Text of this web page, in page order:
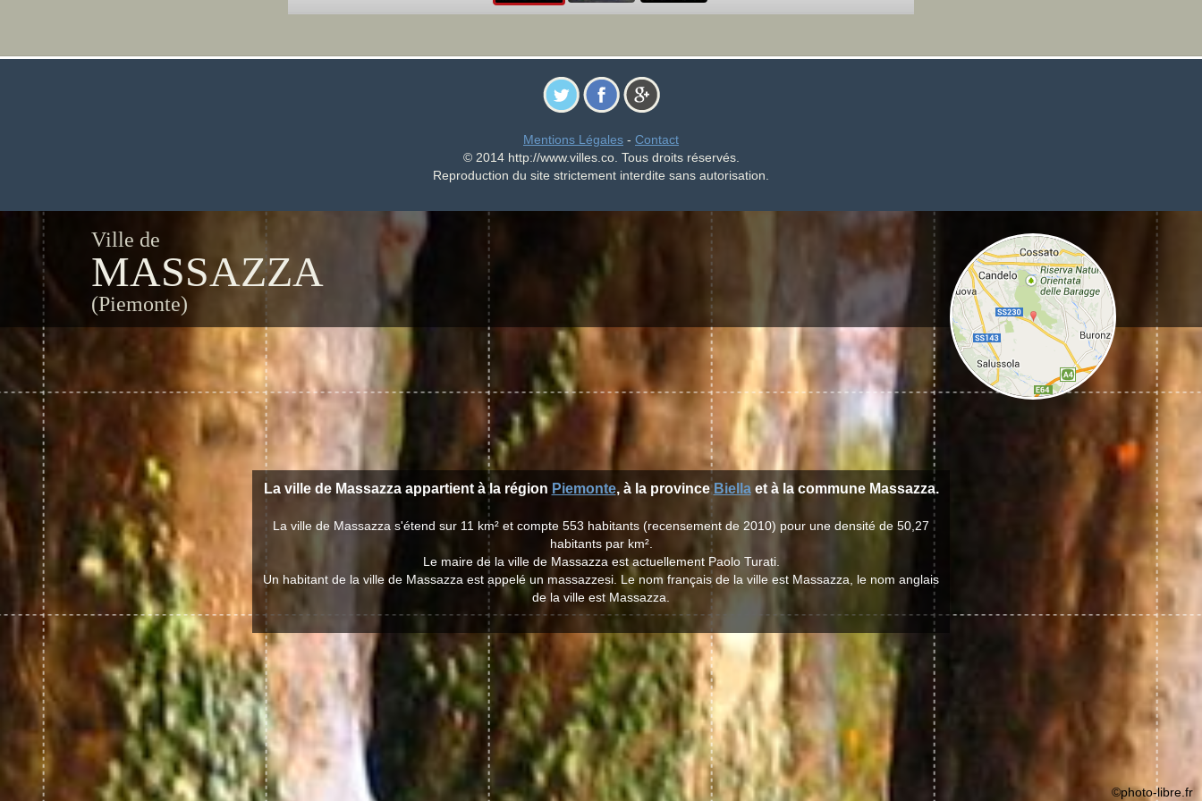
Mentions Légales - Contact
© 2014 http://www.villes.co. Tous droits réservés.
Reproduction du site strictement interdite sans autorisation.
Ville de
MASSAZZA
(Piemonte)
La ville de Massazza appartient à la région Piemonte, à la province Biellaet à la commune Massazza.
La ville de Massazza s'étend sur 11 km² et compte 553 habitants (recensement de 2010) pour une densité de 50,27
habitants par km².
Le maire de la ville de Massazza est actuellement Paolo Turati.
Un habitant de la ville de Massazza est appelé un massazzesi. Le nom français de la ville est Massazza, le nom anglais
de la ville est Massazza.
©photo-libre.fr